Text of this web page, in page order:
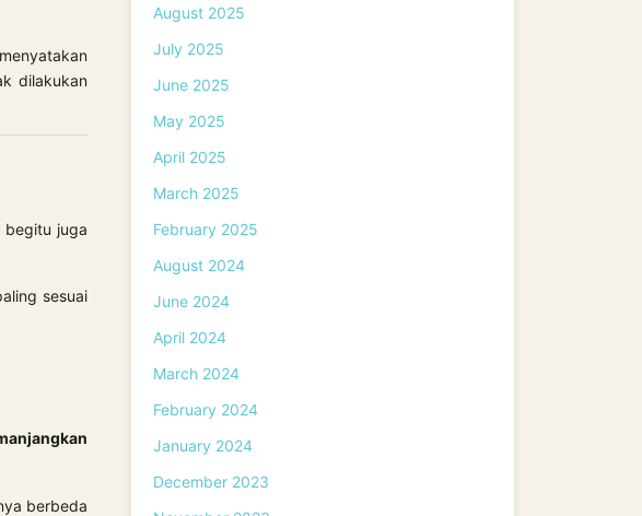
dilakukan
begitu juga
sesuai
berbeda
August 2025
July 2025
June 2025
May 2025
April 2025
March 2025
February 2025
August 2024
June 2024
April 2024
March 2024
February 2024
January 2024
December 2023